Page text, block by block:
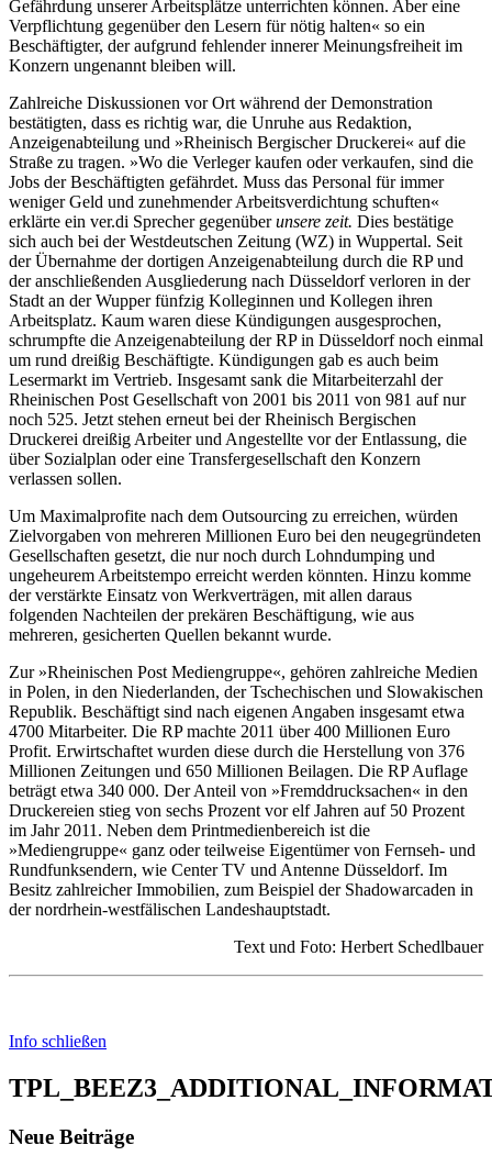
Gefährdung unserer Arbeitsplätze unterrichten können. Aber eine
Verpflichtung gegenüber den Lesern für nötig halten« so ein
Beschäftigter, der aufgrund fehlender innerer Meinungsfreiheit im
Konzern ungenannt bleiben will.
Zahlreiche Diskussionen vor Ort während der Demonstration
bestätigten, dass es richtig war, die Unruhe aus Redaktion,
Anzeigenabteilung und »Rheinisch Bergischer Druckerei« auf die
Straße zu tragen. »Wo die Verleger kaufen oder verkaufen, sind die
Jobs der Beschäftigten gefährdet. Muss das Personal für immer
weniger Geld und zunehmender Arbeitsverdichtung schuften«
erklärte ein ver.di Sprecher gegenüberunsere zeit. Dies bestätige
sich auch bei der Westdeutschen Zeitung (WZ) in Wuppertal. Seit
der Übernahme der dortigen Anzeigenabteilung durch die RP und
der anschließenden Ausgliederung nach Düsseldorf verloren in der
Stadt an der Wupper fünfzig Kolleginnen und Kollegen ihren
Arbeitsplatz. Kaum waren diese Kündigungen ausgesprochen,
schrumpfte die Anzeigenabteilung der RP in Düsseldorf noch einmal
um rund dreißig Beschäftigte. Kündigungen gab es auch beim
Lesermarkt im Vertrieb. Insgesamt sank die Mitarbeiterzahl der
Rheinischen Post Gesellschaft von 2001 bis 2011 von 981 auf nur
noch 525. Jetzt stehen erneut bei der Rheinisch Bergischen
Druckerei dreißig Arbeiter und Angestellte vor der Entlassung, die
über Sozialplan oder eine Transfergesellschaft den Konzern
verlassen sollen.
Um Maximalprofite nach dem Outsourcing zu erreichen, würden
Zielvorgaben von mehreren Millionen Euro bei den neugegründeten
Gesellschaften gesetzt, die nur noch durch Lohndumping und
ungeheurem Arbeitstempo erreicht werden könnten. Hinzu komme
der verstärkte Einsatz von Werkverträgen, mit allen daraus
folgenden Nachteilen der prekären Beschäftigung, wie aus
mehreren, gesicherten Quellen bekannt wurde.
Zur »Rheinischen Post Mediengruppe«, gehören zahlreiche Medien
in Polen, in den Niederlanden, der Tschechischen und Slowakischen
Republik. Beschäftigt sind nach eigenen Angaben insgesamt etwa
4700 Mitarbeiter. Die RP machte 2011 über 400 Millionen Euro
Profit. Erwirtschaftet wurden diese durch die Herstellung von 376
Millionen Zeitungen und 650 Millionen Beilagen. Die RP Auflage
beträgt etwa 340 000. Der Anteil von »Fremddrucksachen« in den
Druckereien stieg von sechs Prozent vor elf Jahren auf 50 Prozent
im Jahr 2011. Neben dem Printmedienbereich ist die
»Mediengruppe« ganz oder teilweise Eigentümer von Fernseh- und
Rundfunksendern, wie Center TV und Antenne Düsseldorf. Im
Besitz zahlreicher Immobilien, zum Beispiel der Shadowarcaden in
der nordrhein-westfälischen Landeshauptstadt.
Text und Foto: Herbert Schedlbauer
Info schließen
Neue Beiträge